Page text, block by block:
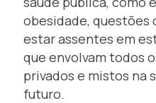
obesidade, questões
estar assentes em
que envolvam todos
privados e mistos na
futuro.